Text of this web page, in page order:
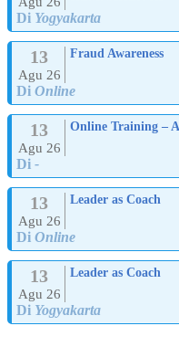
Di Yogyakarta
13
Agu 26
Fraud Awareness
Di Online
13
Agu 26
Online Training –
Di -
13
Agu 26
Leader as Coach
Di Online
13
Agu 26
Leader as Coach
Di Yogyakarta